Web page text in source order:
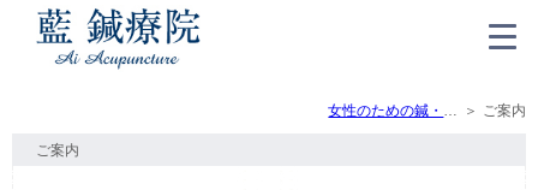
女性のための鍼・灸・マッサージ（トップ） ご案内
ご案内